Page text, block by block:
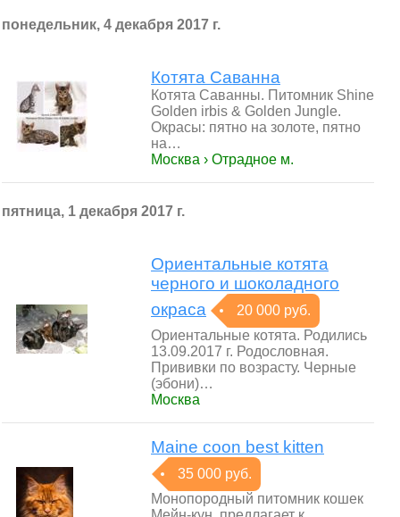
понедельник, 4 декабря 2017 г.
Котята Саванна
Котята Саванны. Питомник Shine
Golden irbis & Golden Jungle.
Окрасы: пятно на золоте, пятно
на…
Москва › Отрадное м.
пятница, 1 декабря 2017 г.
Ориентальные котята
черного и шоколадного
окраса
20 000 руб.
Ориентальные котята. Родились
13.09.2017 г. Родословная.
Прививки по возрасту. Черные
(эбони)…
Москва
Maine coon best kitten
35 000 руб.
Монопородный питомник кошек